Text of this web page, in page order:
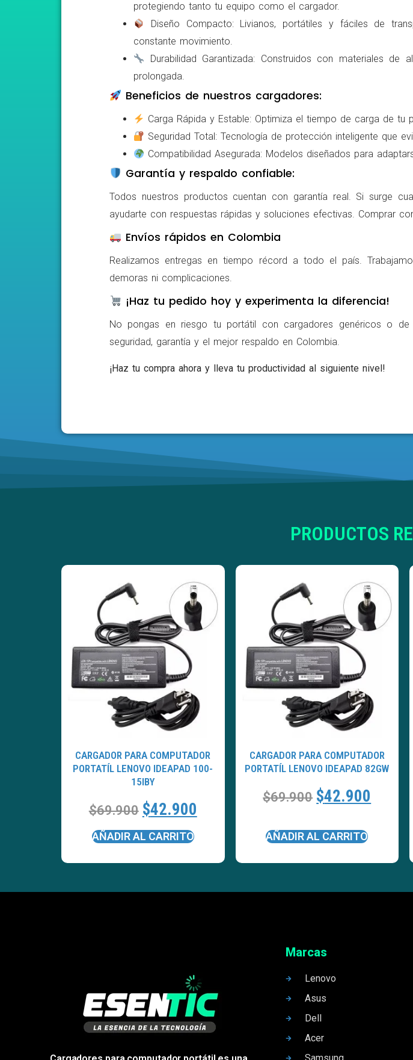
protegiendo tanto tu equipo como el cargador.
Diseño Compacto: Livianos, portátiles y fáciles de
constante movimiento.
Durabilidad Garantizada: Construidos con materiales
prolongada.
Beneficios de nuestros cargadores:
Carga Rápida y Estable: Optimiza el tiempo de carga de tu
Seguridad Total: Tecnología de protección inteligente que
Compatibilidad Asegurada: Modelos diseñados para
Garantía y respaldo confiable:
Todos nuestros productos cuentan con garantía real. Si surge
ayudarte con respuestas rápidas y soluciones efectivas. Comprar
Envíos rápidos en Colombia
Realizamos entregas en tiempo récord a todo el país.
demoras ni complicaciones.
¡Haz tu pedido hoy y experimenta la diferencia!
No pongas en riesgo tu portátil con cargadores genéricos o
seguridad, garantía y el mejor respaldo en Colombia.
¡Haz tu compra ahora y lleva tu productividad al siguiente nivel!
PRODUCTOS
CARGADOR PARA COMPUTADOR
PORTATÍL LENOVO IDEAPAD 100-
15IBY
$69.900 $42.900
AÑADIR AL CARRITO
CARGADOR PARA COMPUTADOR
PORTATÍL LENOVO IDEAPAD 82GW
$69.900 $42.900
AÑADIR AL CARRITO
Marcas
Lenovo
Asus
Dell
Acer